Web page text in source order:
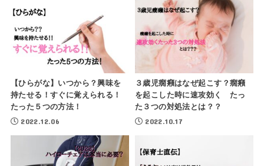
【ひらがな】いつから？興味を
持たせる！すぐに覚えられる！
たった５つの方法！
2022.12.06
３歳児癇癪はなぜ起こす？癇癪
を起こした時に速攻効く たっ
た３つの対処法とは？？
2022.10.17